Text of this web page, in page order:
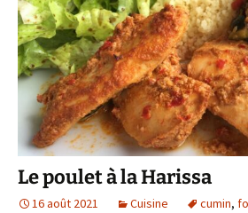
Le poulet à la Harissa
16 août 2021 Cuisine cumin,